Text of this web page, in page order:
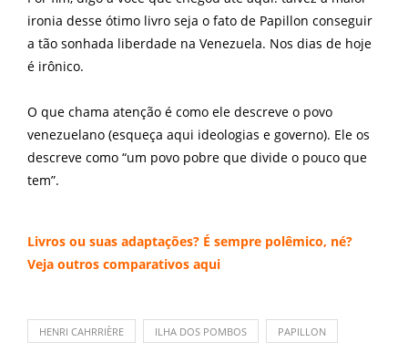
ironia desse ótimo livro seja o fato de Papillon conseguir
a tão sonhada liberdade na Venezuela. Nos dias de hoje
é irônico.
O que chama atenção é como ele descreve o povo
venezuelano (esqueça aqui ideologias e governo). Ele os
descreve como “um povo pobre que divide o pouco que
tem”.
Livros ou suas adaptações? É sempre polêmico, né?
Veja outros comparativos aqui
HENRI CAHRRIÈRE ILHA DOS POMBOS PAPILLON